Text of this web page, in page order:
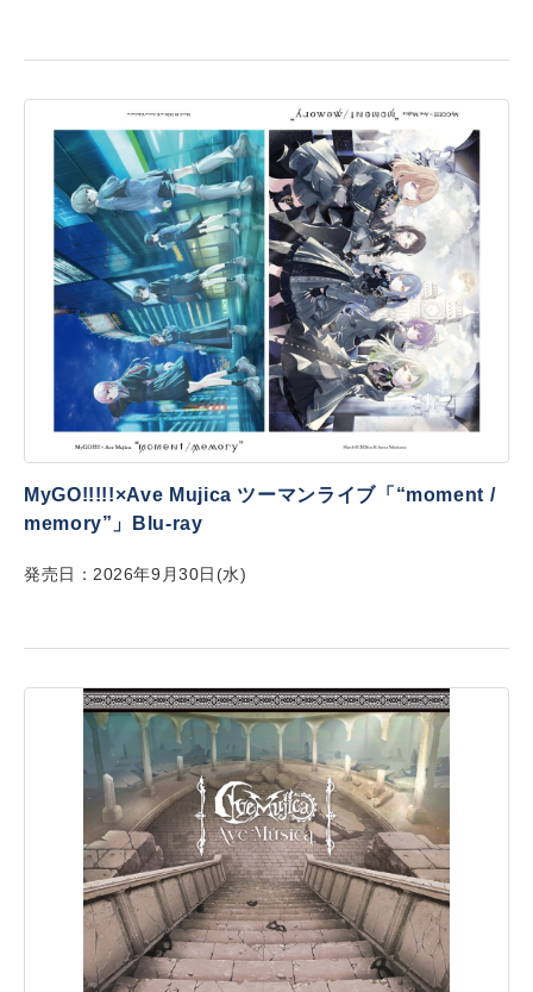
MyGO!!!!!×Ave Mujica ツーマンライブ「“moment /
memory”」Blu-ray
発売日：2026年9月30日(水)